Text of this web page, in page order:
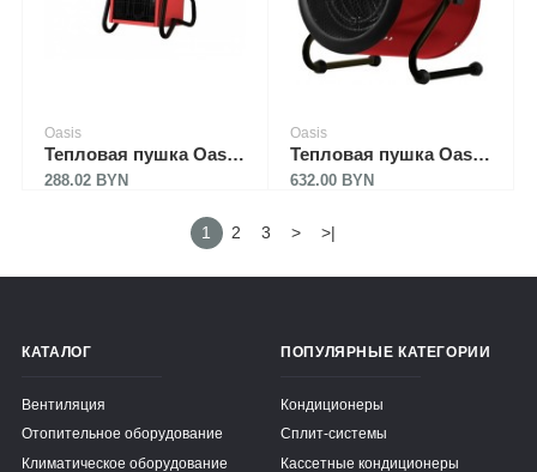
Oasis
Тепловая пушка Oasis TP-60S
288.02 BYN
Oasis
Тепловая пушка Oasis TP-90R
632.00 BYN
1 2 3 > >|
КАТАЛОГ
Вентиляция
Отопительное оборудование
Климатическое оборудование
ПОПУЛЯРНЫЕ КАТЕГОРИИ
Кондиционеры
Сплит-системы
Кассетные кондиционеры